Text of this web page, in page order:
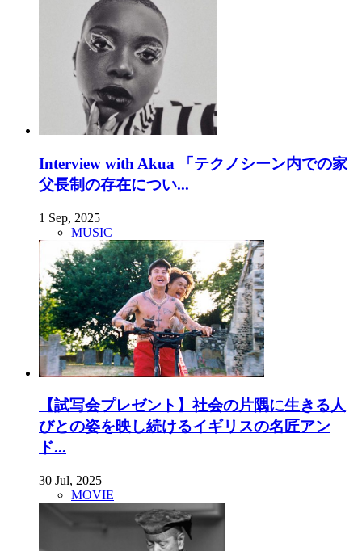
Interview with Akua 「テクノシーン内での家
父長制の存在につい...
1 Sep, 2025
MUSIC
【試写会プレゼント】社会の片隅に生きる人
びとの姿を映し続けるイギリスの名匠アン
ド...
30 Jul, 2025
MOVIE